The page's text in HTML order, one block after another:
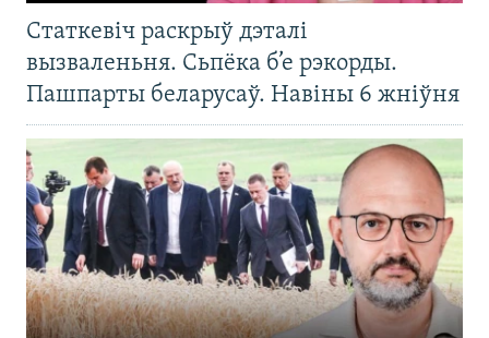
Статкевіч раскрыў дэталі
вызваленьня. Сьпёка б’е рэкорды.
Пашпарты беларусаў. Навіны 6 жніўня